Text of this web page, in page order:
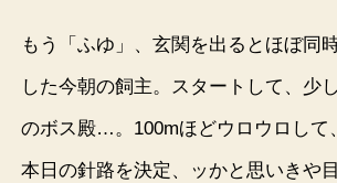
もう「ふゆ」、玄関を出るとほぼ同
した今朝の飼主。スタートして、少
のボス殿…。100mほどウロウロして
本日の針路を決定、ッかと思いきや